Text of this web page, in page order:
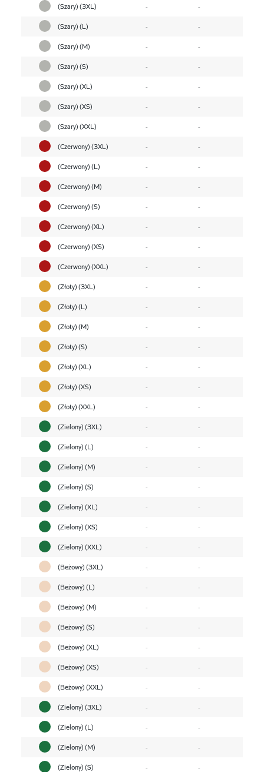
(Szary) (3XL)
-
-
(Szary) (L)
-
-
(Szary) (M)
-
-
(Szary) (S)
-
-
(Szary) (XL)
-
-
(Szary) (XS)
-
-
(Szary) (XXL)
-
-
(Czerwony) (3XL)
-
-
(Czerwony) (L)
-
-
(Czerwony) (M)
-
-
(Czerwony) (S)
-
-
(Czerwony) (XL)
-
-
(Czerwony) (XS)
-
-
(Czerwony) (XXL)
-
-
(Złoty) (3XL)
-
-
(Złoty) (L)
-
-
(Złoty) (M)
-
-
(Złoty) (S)
-
-
(Złoty) (XL)
-
-
(Złoty) (XS)
-
-
(Złoty) (XXL)
-
-
(Zielony) (3XL)
-
-
(Zielony) (L)
-
-
(Zielony) (M)
-
-
(Zielony) (S)
-
-
(Zielony) (XL)
-
-
(Zielony) (XS)
-
-
(Zielony) (XXL)
-
-
(Beżowy) (3XL)
-
-
(Beżowy) (L)
-
-
(Beżowy) (M)
-
-
(Beżowy) (S)
-
-
(Beżowy) (XL)
-
-
(Beżowy) (XS)
-
-
(Beżowy) (XXL)
-
-
(Zielony) (3XL)
-
-
(Zielony) (L)
-
-
(Zielony) (M)
-
-
(Zielony) (S)
-
-